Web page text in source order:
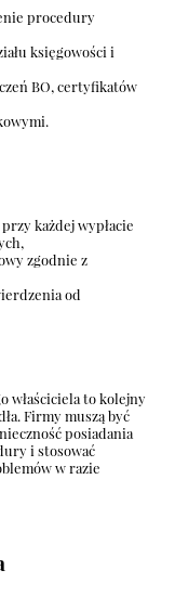
procedury
księgowości i
BO, certyfikatów
każdej wypłacie
zgodnie z
od
właściciela to kolejny
Firmy muszą być
posiadania
i stosować
w razie